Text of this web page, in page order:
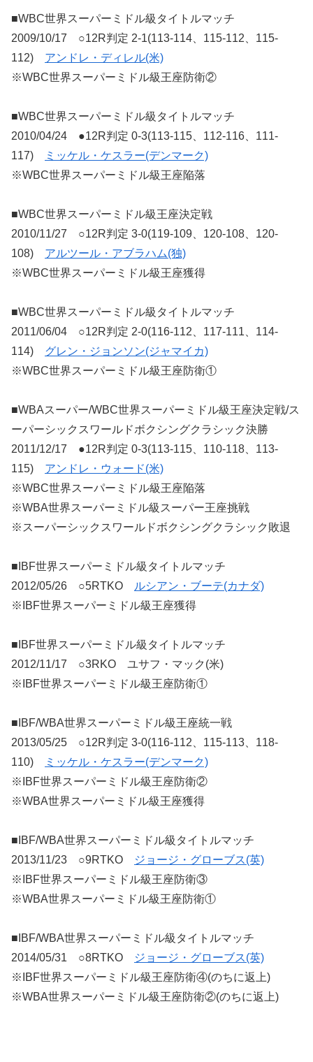
■WBC世界スーパーミドル級タイトルマッチ
2009/10/17 ○12R判定 2-1(113-114、115-112、115-
112) アンドレ・ディレル(米)
※WBC世界スーパーミドル級王座防衛②
■WBC世界スーパーミドル級タイトルマッチ
2010/04/24 ●12R判定 0-3(113-115、112-116、111-
117)
ミッケル・ケスラー(デンマーク)
※WBC世界スーパーミドル級王座陥落
■WBC世界スーパーミドル級王座決定戦
2010/11/27 ○12R判定 3-0(119-109、120-108、120-
108) アルツール・アブラハム(独)
※WBC世界スーパーミドル級王座獲得
■WBC世界スーパーミドル級タイトルマッチ
2011/06/04 ○12R判定 2-0(116-112、117-111、114-
114) グレン・ジョンソン(ジャマイカ)
※WBC世界スーパーミドル級王座防衛①
■WBAスーパー/WBC世界スーパーミドル級王座決定戦/ス
ーパーシックスワールドボクシングクラシック決勝
2011/12/17 ●12R判定 0-3(113-115、110-118、113-
115) アンドレ・ウォード(米)
※WBC世界スーパーミドル級王座陥落
※WBA世界スーパーミドル級スーパー王座挑戦
※スーパーシックスワールドボクシングクラシック敗退
■IBF世界スーパーミドル級タイトルマッチ
2012/05/26 ○5RTKO
ルシアン・ブーテ(カナダ)
※IBF世界スーパーミドル級王座獲得
■IBF世界スーパーミドル級タイトルマッチ
2012/11/17 ○3RKO ユサフ・マック(米)
※IBF世界スーパーミドル級王座防衛①
■IBF/WBA世界スーパーミドル級王座統一戦
2013/05/25 ○12R判定 3-0(116-112、115-113、118-
110)
ミッケル・ケスラー(デンマーク)
※IBF世界スーパーミドル級王座防衛②
※WBA世界スーパーミドル級王座獲得
■IBF/WBA世界スーパーミドル級タイトルマッチ
2013/11/23 ○9RTKO
ジョージ・グローブス(英)
※IBF世界スーパーミドル級王座防衛③
※WBA世界スーパーミドル級王座防衛①
■IBF/WBA世界スーパーミドル級タイトルマッチ
2014/05/31 ○8RTKO
ジョージ・グローブス(英)
※IBF世界スーパーミドル級王座防衛④(のちに返上)
※WBA世界スーパーミドル級王座防衛②(のちに返上)